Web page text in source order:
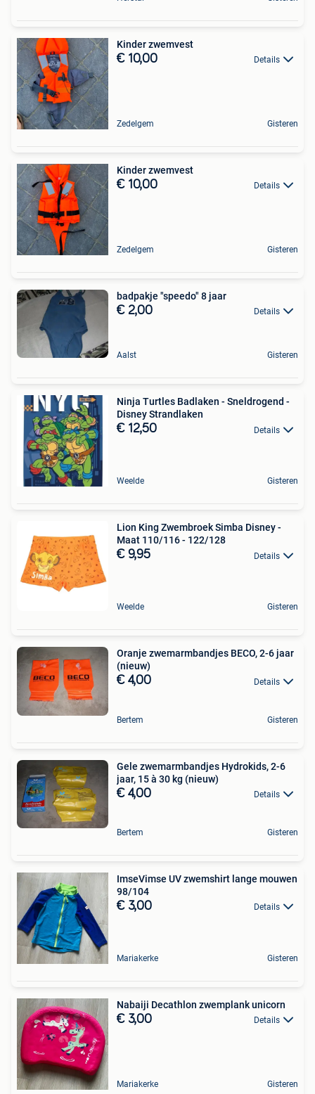
Kinder zwemvest
€ 10,00 Details
Zedelgem Gisteren
Kinder zwemvest
€ 10,00 Details
Zedelgem Gisteren
badpakje "speedo" 8 jaar
€ 2,00 Details
Aalst Gisteren
Ninja Turtles Badlaken - Sneldrogend -
Disney Strandlaken
€ 12,50 Details
Weelde Gisteren
Lion King Zwembroek Simba Disney -
Maat 110/116 - 122/128
€ 9,95 Details
Weelde Gisteren
Oranje zwemarmbandjes BECO, 2-6 jaar
(nieuw)
€ 4,00 Details
Bertem Gisteren
Gele zwemarmbandjes Hydrokids, 2-6
jaar, 15 à 30 kg (nieuw)
€ 4,00 Details
Bertem Gisteren
ImseVimse UV zwemshirt lange mouwen
98/104
€ 3,00 Details
Mariakerke Gisteren
Nabaiji Decathlon zwemplank unicorn
€ 3,00 Details
Mariakerke Gisteren